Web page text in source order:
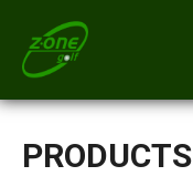
PRODUCTS